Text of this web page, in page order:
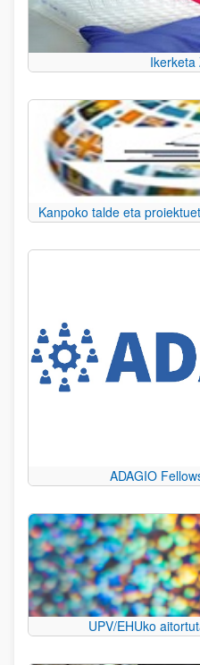
Kanpoko talde eta
ADAGIO
UPV/EHUko